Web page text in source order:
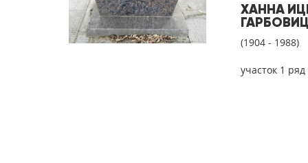
ХАННА
(1904 - 1988)
участок 1